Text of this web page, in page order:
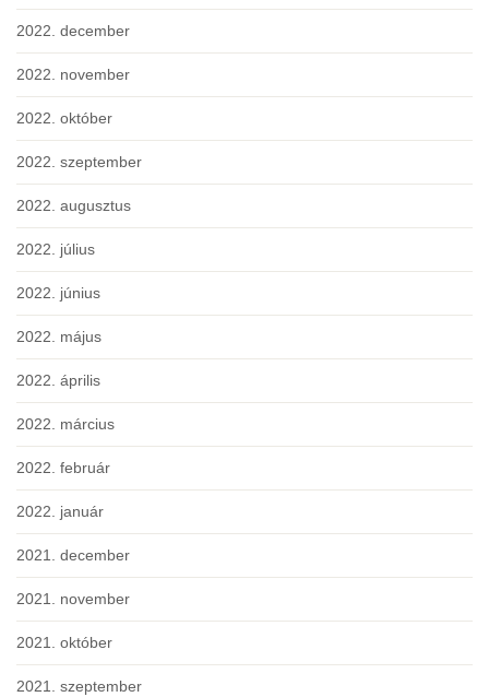
2022. december
2022. november
2022. október
2022. szeptember
2022. augusztus
2022. július
2022. június
2022. május
2022. április
2022. március
2022. február
2022. január
2021. december
2021. november
2021. október
2021. szeptember